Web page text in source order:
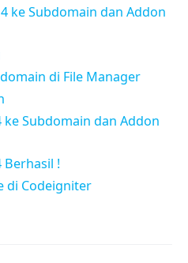
ke Subdomain dan Addon
di File Manager
Subdomain dan Addon
Berhasil !
di Codeigniter